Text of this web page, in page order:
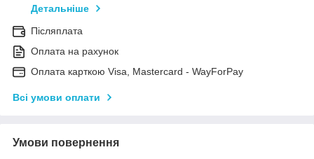
Детальніше
Післяплата
Оплата на рахунок
Оплата карткою Visa, Mastercard - WayForPay
Всі умови оплати
Умови повернення